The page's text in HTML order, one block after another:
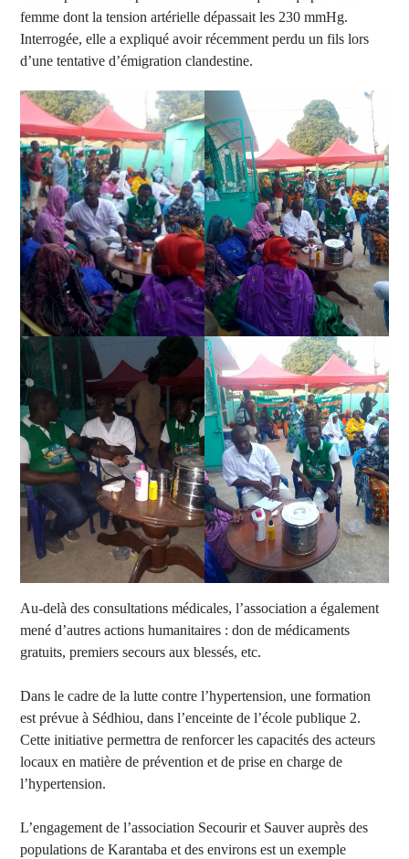
femme dont la tension artérielle dépassait les 230 mmHg.
Interrogée, elle a expliqué avoir récemment perdu un fils lors
d’une tentative d’émigration clandestine.
Au-delà des consultations médicales, l’association a également
mené d’autres actions humanitaires : don de médicaments
gratuits, premiers secours aux blessés, etc.
Dans le cadre de la lutte contre l’hypertension, une formation
est prévue à Sédhiou, dans l’enceinte de l’école publique 2.
Cette initiative permettra de renforcer les capacités des acteurs
locaux en matière de prévention et de prise en charge de
l’hypertension.
L’engagement de l’association Secourir et Sauver auprès des
populations de Karantaba et des environs est un exemple